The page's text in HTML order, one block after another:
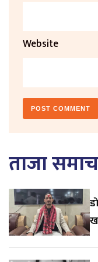
Website
ताजा